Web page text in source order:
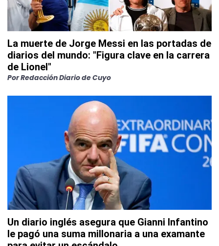
La muerte de Jorge Messi en las portadas de
diarios del mundo: "Figura clave en la carrera
de Lionel"
PorRedacción Diario de Cuyo
Un diario inglés asegura que Gianni Infantino
le pagó una suma millonaria a una examante